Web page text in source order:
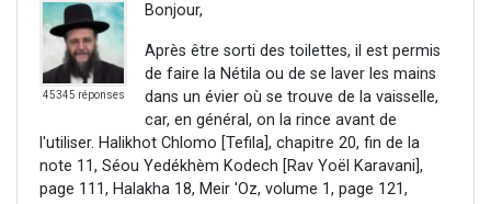
45345 réponses
Bonjour,
Après être sorti des toilettes, il est permis
de faire la Nétila ou de se laver les mains
dans un évier où se trouve de la vaisselle,
car, en général, on la rince avant de
l'utiliser. Halikhot Chlomo [Tefila], chapitre 20, fin de la
note 11, Séou Yedékhèm Kodech [Rav Yoël Karavani],
page 111, Halakha 18, Meir 'Oz, volume 1, page 121,